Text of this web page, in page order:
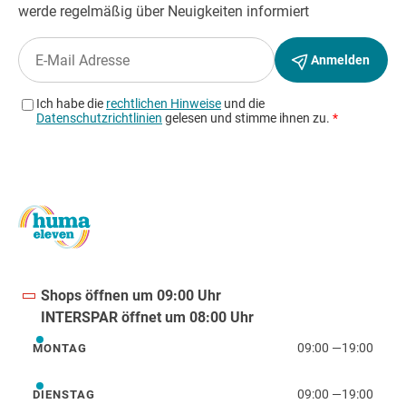
Shops öffnen um 09:00 Uhr
INTERSPAR öffnet um 08:00 Uhr
Montag
MONTAG 09:00 —19:00
Dienstag
DIENSTAG 09:00 —19:00